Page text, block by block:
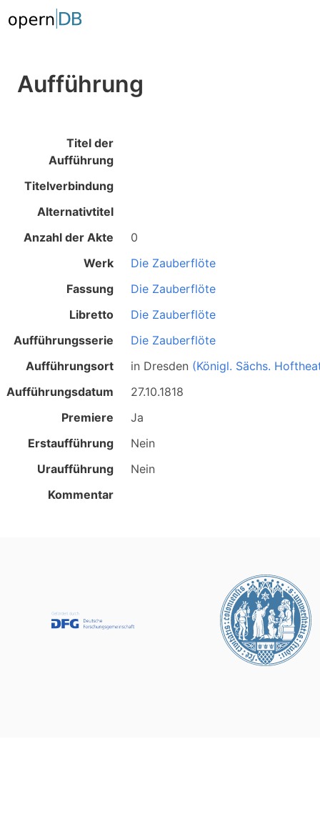
Aufführung
Titel der
Aufführung
Titelverbindung
Alternativtitel
Anzahl der Akte
0
Werk
Die Zauberflöte
Fassung
Die Zauberflöte
Libretto
Die Zauberflöte
Aufführungsserie
Die Zauberflöte
Aufführungsort
in Dresden (Königl. Sächs.
Aufführungsdatum
27.10.1818
Premiere
Ja
Erstaufführung
Nein
Uraufführung
Nein
Kommentar